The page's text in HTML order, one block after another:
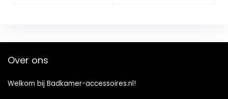
Over ons
Welkom bij Badkamer-accessoires.nl!